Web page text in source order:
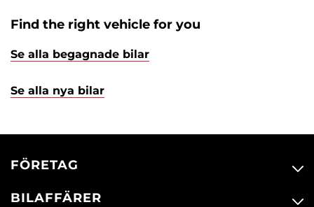
Find the right vehicle for you
Se alla begagnade bilar
Se alla nya bilar
FÖRETAG
BILAFFÄRER